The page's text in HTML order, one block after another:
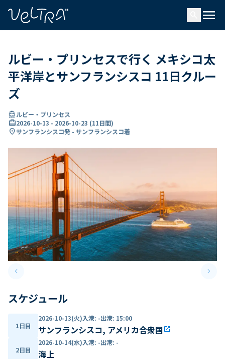
menu
ルビー・プリンセスで行く メキシコ太
平洋岸とサンフランシスコ 11日クルー
ズ
directions_boatルビー・プリンセス
card_travel2026-10-13 - 2026-10-23 (11日間)
location_onサンフランシスコ発 - サンフランシスコ着
keyboard_arrow_leftPrevious slide keyboard_arrow_right
スケジュール
1日目
2026-10-13(火)入港: -出港: 15:00
サンフランシスコ, アメリカ合衆国open_in_new
2日目
2026-10-14(水)入港: -出港: -
海上